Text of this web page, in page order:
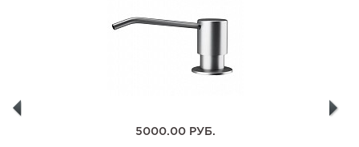
5000.00 РУБ.